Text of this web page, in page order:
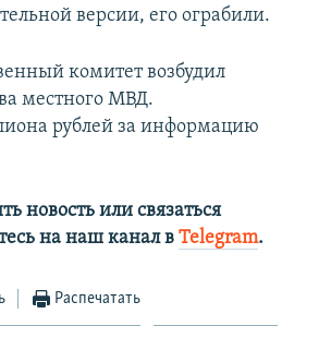
версии, его ограбили.
комитет возбудил
местного МВД.
рублей за информацию
новость или связаться
на наш канал вTelegram.
Распечатать